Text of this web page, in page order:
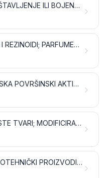
EKSTRAKTI ZA ŠTAVLJENJE ILI BOJENJE; TANINI I NJIHOVI DERIVATI; BOJILA, PIGMENTI I DRUGE TVARI ZA BOJENJE; BOJE I LAKOVI; KITOVI I DRUGE MASE ZA BRTVLJENJE; TISKARSKE BOJE I TINTE
ETERIČNA ULJA I REZINOIDI; PARFUMERIJSKI, KOZMETIČKI ILI TOALETNI PROIZVODI
SAPUN, ORGANSKA POVRŠINSKI AKTIVNA SREDSTVA, PRIPRAVCI ZA PRANJE, PRIPRAVCI ZA PODMAZIVANJE, UMJETNI VOSKOVI, PRIPREMLJENI VOSKOVI, PRIPRAVCI ZA POLIRANJE ILI RIBANJE, SVIJEĆE I SLIČNI PROIZVODI, PASTE ZA MODELIRANJE, „ZUBARSKI VOSKOVI” TE ZUBARSKI PRIPRAVCI NA OSNOVI SADRE
BJELANČEVINASTE TVARI; MODIFICIRANI ŠKROBOVI; LJEPILA; ENZIMI
EKSPLOZIVI; PIROTEHNIČKI PROIZVODI; ŠIBICE; PIROFORNE SLITINE; POJEDINI ZAPALJIVI PRIPRAVCI